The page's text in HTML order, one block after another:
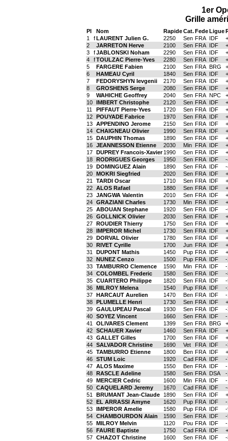
1er
Grille
Pl Nom RapideCat.FedeLigue
1
fLAURENT Julien G. 2250 Sen FRA IDF
2
JARRETON Herve 2100 Sen FRA IDF
3
fJABLONSKI Noham 2290 Sen FRA IDF
4
fTOULZAC Pierre-Yves 2280 Sen FRA IDF
5
FARGERE Fabien 2100 Sen FRA BRG
6
HAMEAU Cyril 1840 Sen FRA IDF
7
FEDORYSHYN Ievgenii 2170 Sen FRA IDF
8
GROSHENS Serge 2080 Sen FRA IDF
9
WAHICHE Geoffrey 2040 Sen FRA NPC
10 IMBERT Christophe 2120 Sen FRA IDF
11
PIFFAUT Pierre-Yves 1720 Sen FRA IDF
12 POUYADE Fabrice 1970 Sen FRA IDF
13 APPENDINO Jerome 2150 Sen FRA IDF
14 CHAIGNEAU Olivier 1990 Sen FRA IDF
15 DAUPHIN Thomas 1890 Sen FRA IDF
16 JEANNESSON Etienne 2030 Min FRA IDF
17 DUPREY Francois-Xavier 1990 Sen FRA IDF
18 RODRIGUES Georges 1950 Sen FRA IDF
19 DOMINGUEZ Alain 1890 Sen FRA IDF
20 MOKRI Siegfried 2020 Sen FRA IDF
21
TARDI Oscar 1710 Sen FRA IDF
22 ALOS Rafael 1880 Sen FRA IDF
23 JANGWA Valentin 2010 Sen FRA IDF
24 GRAZIANI Charles 1730 Min FRA IDF
25 ABOUAN Stephane 1920 Sen FRA IDF
26 GOLLNICK Olivier 2030 Sen FRA IDF
27 ROUDIER Thierry 1750 Sen FRA IDF
28 IMPEROR Michel 1730 Sen FRA IDF
29 DORVAL Olivier 1780 Sen FRA IDF
30 RIVET Cyrille 1700 Jun FRA IDF
31
DUPONT Mathis 1450 Pup FRA IDF
32 NUNEZ Cenzo 1500 Pup FRA IDF
33 TAMBURRO Clemence 1590 Min FRA IDF
34 COLOMBEL Frederic 1580 Sen FRA IDF
35 CUARTERO Philippe 1820 Sen FRA IDF
36 MILROY Melena 1540 Pup FRA IDF
37 HARCAUT Aurelien 1470 Ben FRA IDF
38 PLUMELLE Henri 1730 Sen FRA IDF
39 GAULUPEAU Pascal 1930 Sen FRA IDF
40 SOYEZ Vincent 1660 Sen FRA IDF
41
OLIVARES Clement 1399 Sen FRA BRG
42 SCHAUER Xavier 1460 Sen FRA IDF
43 GALLET Gilles 1700 Sen FRA IDF
44 SALVADOR Christine 1690 Vet FRA IDF
45 TAMBURRO Etienne 1800 Ben FRA IDF
46 STUM Loic 1920 Cad FRA IDF
47 ALOS Maxime 1550 Ben FRA IDF
48 RASCLE Adeline 1580 Sen FRA DSA
49 MERCIER Cedric 1600 Min FRA IDF
50 CAQUELARD Jeremy 1670 Cad FRA IDF
51
BRUMANT Jean-Claude 1890 Sen FRA IDF
52 EL ARRASSI Amyne 1620 Pup FRA IDF
53 IMPEROR Amelie 1580 Pup FRA IDF
54 CHAMBOURDON Alain 1590 Sen FRA IDF
55 MILROY Melvin 1120 Pou FRA IDF
56 FAURE Baptiste 1750 Cad FRA IDF
57 CHAZOT Christine 1600 Sen FRA IDF